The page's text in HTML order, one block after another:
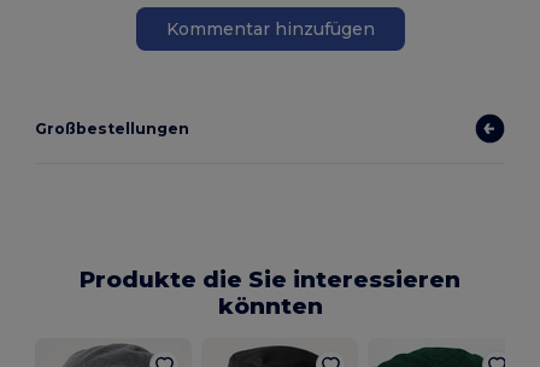
Kommentar hinzufügen
Großbestellungen
Produkte die Sie interessieren
könnten